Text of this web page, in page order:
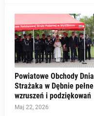
Powiatowe Obchody Dnia
Strażaka w Dębnie pełne
wzruszeń i podziękowań
Maj 22, 2026